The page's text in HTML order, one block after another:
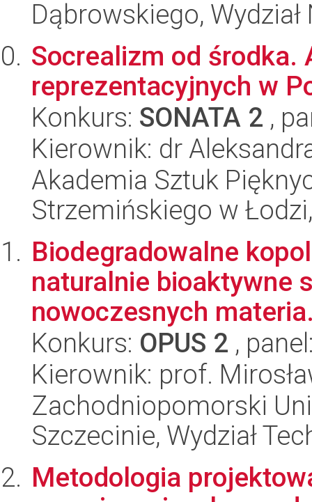
Dąbrowskiego,
Socrealizm od środka.
reprezentacyjnych w
Konkurs: SONATA 2 ,
Kierownik: dr
Akademia Sztuk
Strzemińskiego w
Biodegradowalne
naturalnie bioaktywne
nowoczesnych
Konkurs: OPUS 2 ,
Kierownik: prof.
Zachodniopomorski
Szczecinie, Wydział
Metodologia